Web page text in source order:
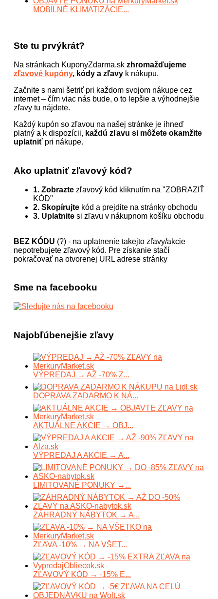
MOBILNÉ KLIMATIZÁCIE...
Ste tu prvýkrát?
Na stránkach KuponyZdarma.sk zhromažďujeme
zľavové kupóny, kódy a zľavy k nákupu.
Začnite s nami šetriť pri každom svojom nákupe cez
internet – čím viac nás bude, o to lepšie a výhodnejšie
zľavy tu nájdete.
Každý kupón so zľavou na našej stránke je ihneď
platný a k dispozícii, každú zľavu si môžete okamžite
uplatniť pri nákupe.
Ako uplatniť zľavový kód?
1. Zobrazte zľavový kód kliknutím na "ZOBRAZIŤ
KÓD"
2. Skopírujte kód a prejdite na stránky obchodu
3. Uplatnite si zľavu v nákupnom košíku obchodu
BEZ KÓDU (?) - na uplatnenie takejto zľavy/akcie
nepotrebujete zľavový kód. Pre získanie stačí
pokračovať na otvorenej URL adrese stránky
Sme na facebooku
Najobľúbenejšie zľavy
VÝPREDAJ → AŽ -70% Z...
DOPRAVA ZADARMO K NÁ...
AKTUÁLNE AKCIE → OBJ...
VÝPREDAJ A AKCIE → A...
LIMITOVANÉ PONUKY →...
ZÁHRADNÝ NÁBYTOK → A...
ZĽAVA -10% → NA VŠET...
ZĽAVOVÝ KÓD → -15% E...